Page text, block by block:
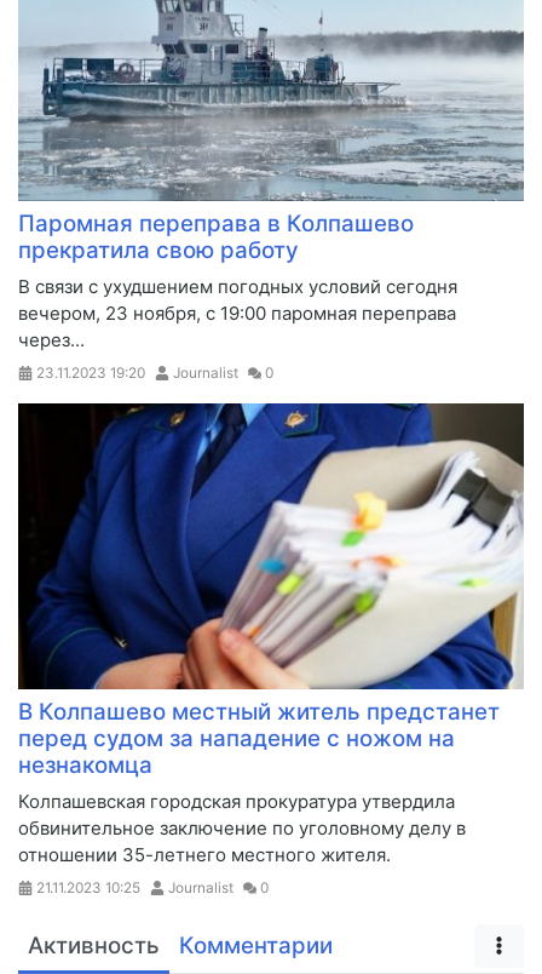
Паромная переправа в Колпашево
прекратила свою работу
​В связи с ухудшением погодных условий сегодня
вечером, 23 ноября, с 19:00 паромная переправа
через...
23.11.2023 19:20 Journalist 0
В Колпашево местный житель предстанет
перед судом за нападение с ножом на
незнакомца
​Колпашевская городская прокуратура утвердила
обвинительное заключение по уголовному делу в
отношении 35-летнего местного жителя.
21.11.2023 10:25 Journalist 0
Активность Комментарии